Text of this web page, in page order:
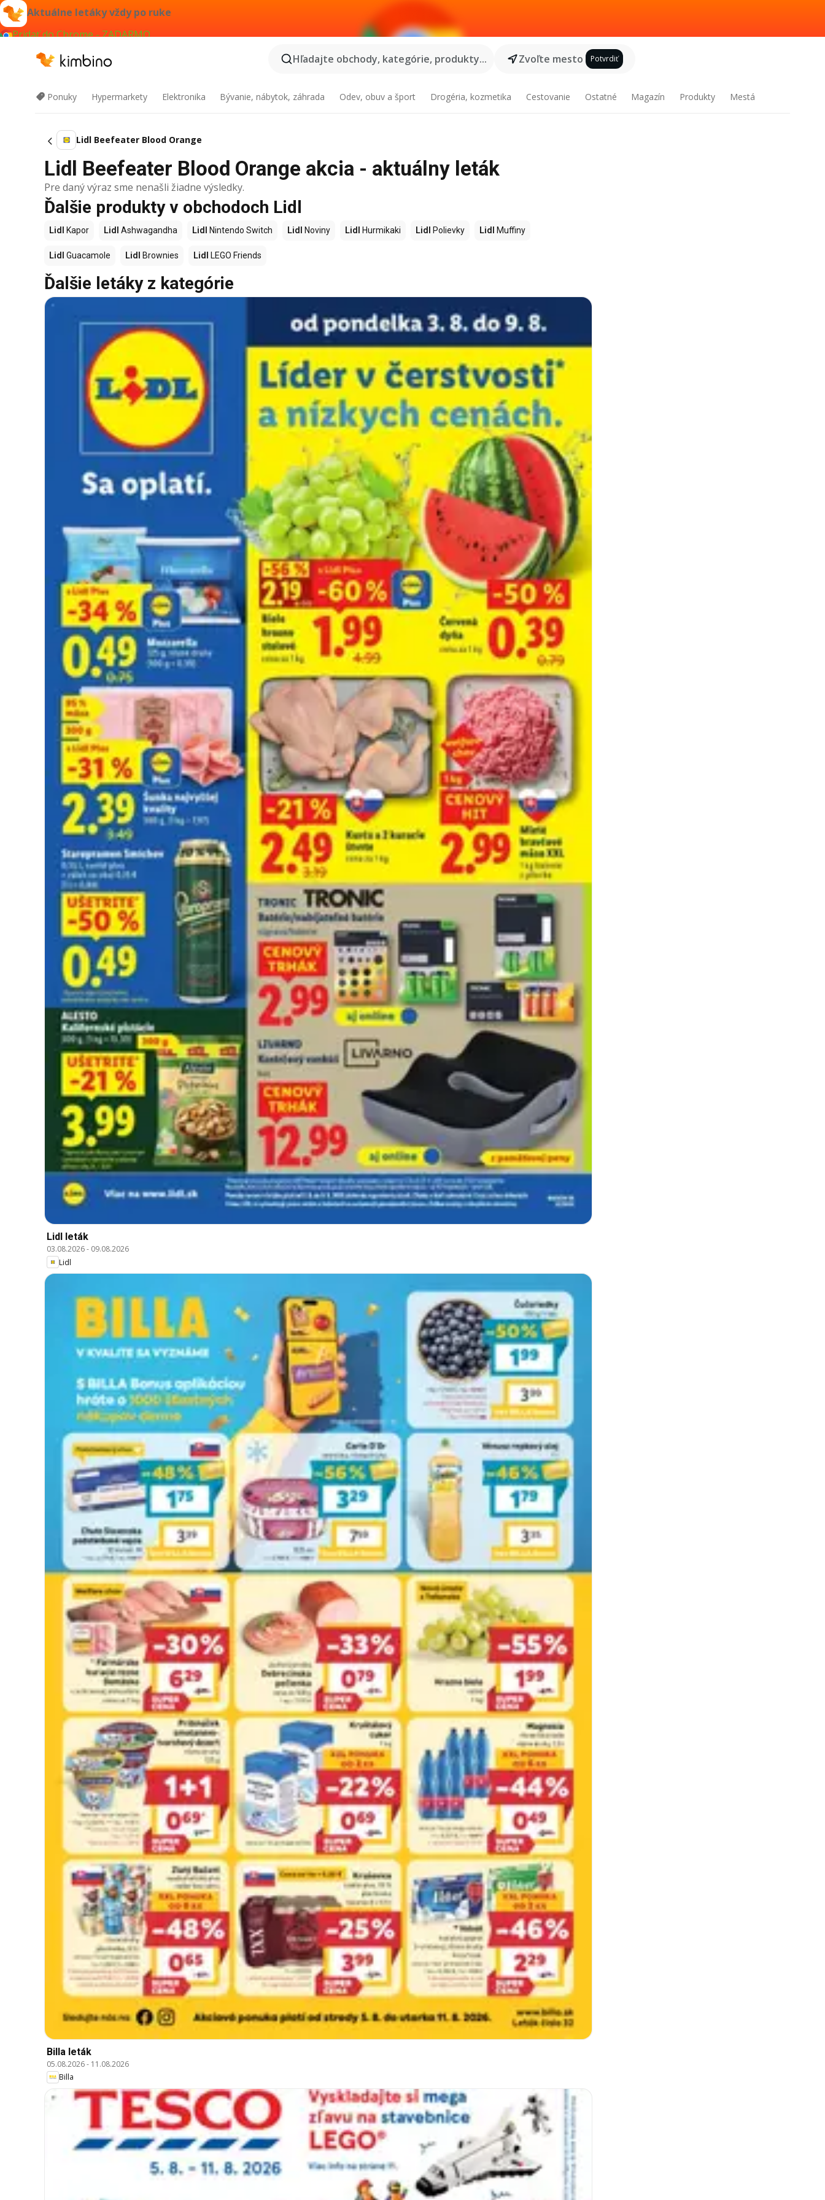
Aktuálne letáky vždy po ruke
Pridať do Chrome - ZADARMO
Hľadajte obchody, kategórie, produkty...
Zvoľte mesto Potvrdiť
Ponuky Hypermarkety Elektronika Bývanie, nábytok, záhrada Odev, obuv a šport Drogéria, kozmetika Cestovanie Ostatné Magazín Produkty Mestá
Lidl Beefeater Blood Orange
Lidl Beefeater Blood Orange akcia - aktuálny leták
Pre daný výraz sme nenašli žiadne výsledky.
Ďalšie produkty v obchodoch Lidl
Lidl Kapor Lidl Ashwagandha Lidl Nintendo Switch Lidl Noviny Lidl Hurmikaki Lidl Polievky Lidl Muffiny
Lidl Guacamole Lidl Brownies Lidl LEGO Friends
Ďalšie letáky z kategórie
Lidl leták
03.08.2026- 09.08.2026
Lidl
Billa leták
05.08.2026- 11.08.2026
Billa